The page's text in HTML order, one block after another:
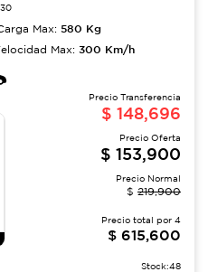
Max: 580 Kg
Max: 300 Km/h
Precio Transferencia
$ 148,696
Precio Oferta
$ 153,900
Precio Normal
$ 219,900
Precio total por 4
$ 615,600
Stock:48